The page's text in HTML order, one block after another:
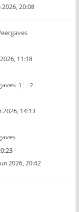
2026, 20:08
11:18
1 2
2026, 14:13
2026, 20:42